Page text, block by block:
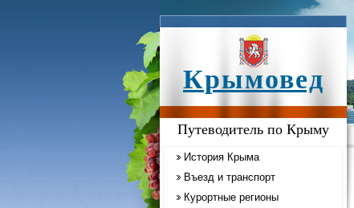
Крымовед
Путеводитель по Крыму
История Крыма
Въезд и транспорт
Курортные регионы